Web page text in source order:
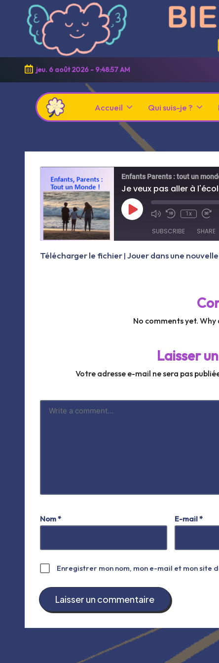
content
jeu. 6 août 2026 - 9:48:58 AM
e
C
h
et
en
famille
Accueil Qui suis-je ?
Enfants Parents : tout un
Je veux pas aller à
Play
Episode
1x
SUBSCRIBE SHARE
SHARE
Télécharger le fichier | Jouer dans une
No comments yet.
Laisser
Votre adresse e-mail ne sera pas
Nom* E-mail*
Enregistrer mon nom, mon e-mail et mon site
A
e
ti
e
: